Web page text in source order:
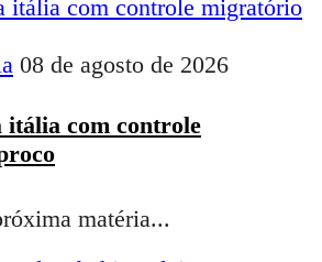
08 de agosto de 2026
itália com controle
matéria...